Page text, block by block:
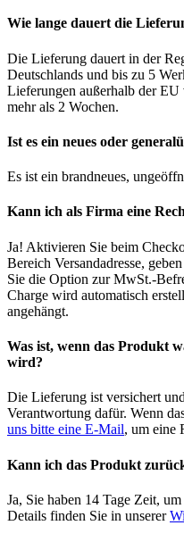
Wie lange dauert die
Die Lieferung dauert in der
Deutschlands und bis zu 5
Lieferungen außerhalb der
mehr als 2 Wochen.
Ist es ein neues oder
Es ist ein brandneues,
Kann ich als Firma eine
Ja! Aktivieren Sie beim
Bereich Versandadresse,
Sie die Option zur MwSt.-
Charge wird automatisch
angehängt.
Was ist, wenn das Produkt
wird?
Die Lieferung ist versichert
Verantwortung dafür. Wenn
uns bitte eine E-Mail, um eine
Kann ich das Produkt
Ja, Sie haben 14 Tage Zeit,
Details finden Sie in unserer